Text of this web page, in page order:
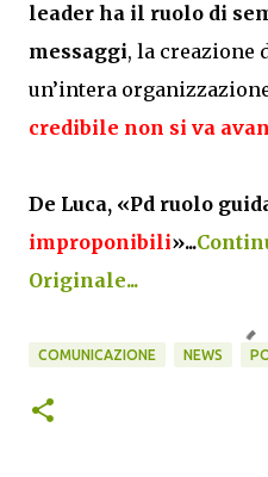
leader ha il ruolo di
messaggi, la creazione
un’intera
credibile non si va
De Luca, «Pd ruolo
improponibili»...
Originale...
COMUNICAZIONE NEWS